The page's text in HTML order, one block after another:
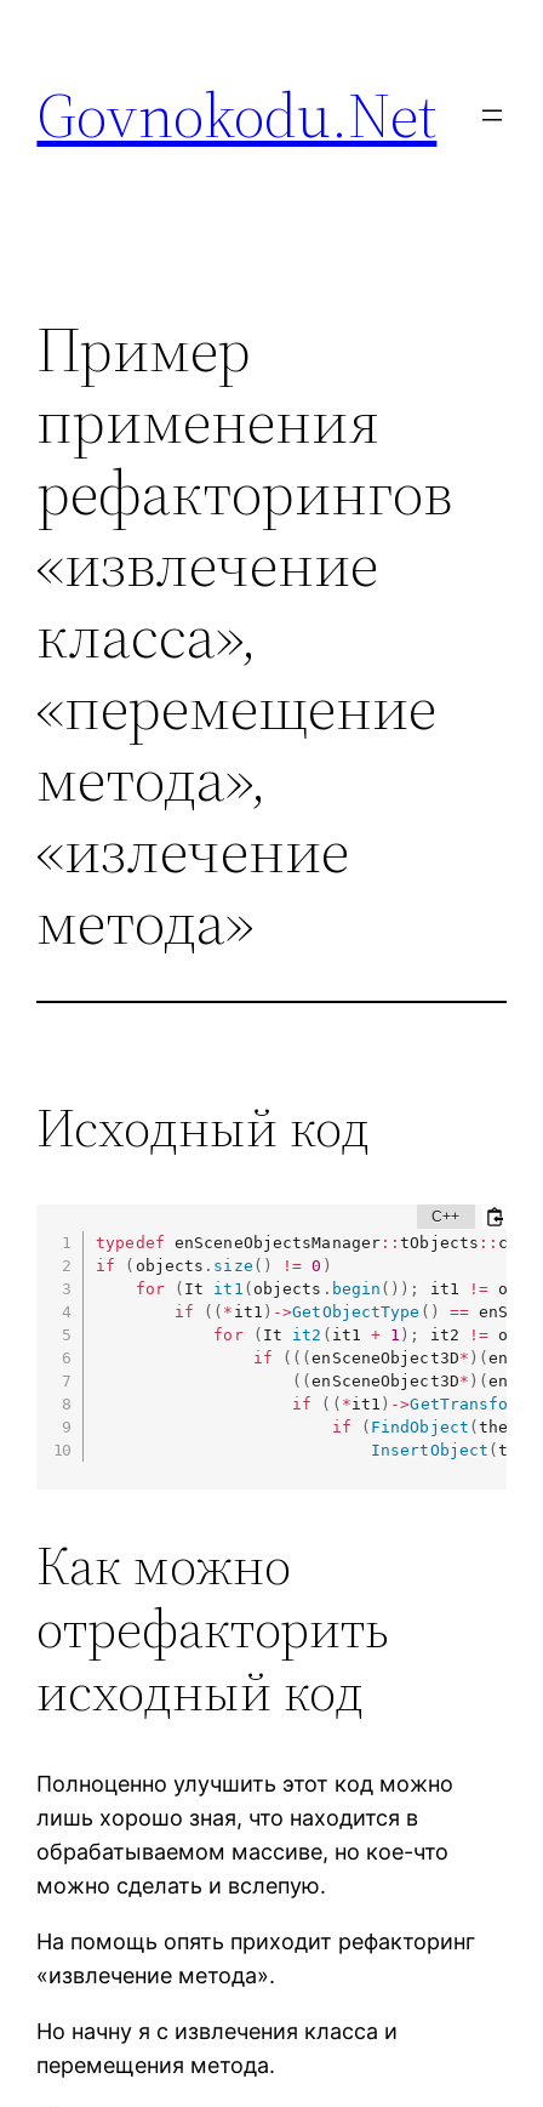
содержимому
Govnokodu.Net
Пример
применения
рефакторингов
«извлечение
класса»,
«перемещение
метода»,
«излечение
метода»
Исходный код
typedef enSceneObjectsManager ::tObjects ::
if
( objects . size ( ) != 0 )
for
( It it1 ( objects . begin ( ) ) ; it1 !=
if
( ( * it1 ) ->GetObjectType ( ) ==
for
( It it2 ( it1 + 1 ) ; it2 !=
if
( ( (enSceneObject3D* ) (
( (enSceneObject3D* ) (
if
( ( *it1 ) ->GetTransform
if
( FindObject (
InsertObject (
Как можно
отрефакторить
исходный код
Полноценно улучшить этот код можно
лишь хорошо зная, что находится в
обрабатываемом массиве, но кое-что
можно сделать и вслепую.
На помощь опять приходит рефакторинг
«извлечение метода».
Но начну я с извлечения класса и
перемещения метода.